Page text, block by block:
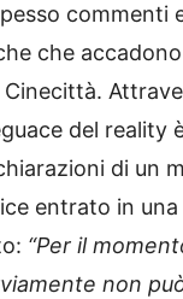
commenti
che accadono
Cinecittà.
del reality
di un
entrato in
“Per il
non